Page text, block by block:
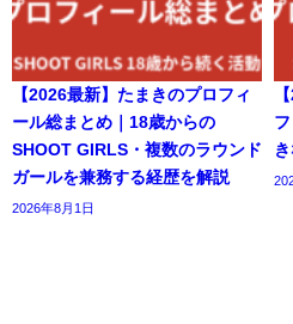
【2026最新】たまきのプロフィ
ール総まとめ｜18歳からの
SHOOT GIRLS・複数のラウンド
ガールを兼務する経歴を解説
2026年8月1日